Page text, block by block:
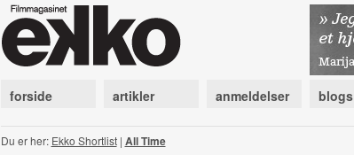
forside artikler anmeldelser blogs
Du er her: Ekko Shortlist| All Time